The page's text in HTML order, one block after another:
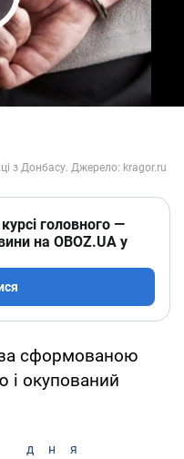
Video
головного —
на OBOZ.UA у
сформованою
і окупований
дня